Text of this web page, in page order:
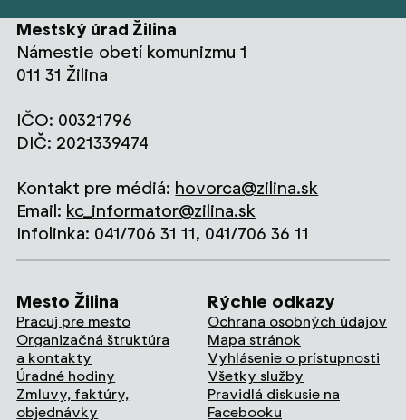
Mestský úrad Žilina
Námestie obetí komunizmu 1
011 31 Žilina
IČO: 00321796
DIČ: 2021339474
Kontakt pre médiá: hovorca@zilina.sk
Email: kc_informator@zilina.sk
Infolinka: 041/706 31 11, 041/706 36 11
Mesto Žilina
Pracuj pre mesto
Organizačná štruktúra
a kontakty
Úradné hodiny
Zmluvy, faktúry,
objednávky
Rýchle odkazy
Ochrana osobných údajov
Mapa stránok
Vyhlásenie o prístupnosti
Všetky služby
Pravidlá diskusie na
Facebooku